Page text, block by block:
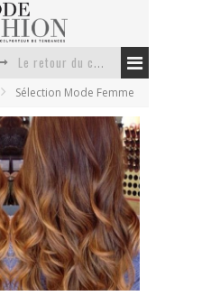
Le retour du cachemire version casual
Doudoune pour femme : choisir la pièce idéale entre style, chaleur et durabilité
La trousse de toilette : l’accessoire indispensable de voyage
Week-end spa en automne : quel maillot de bain choisir ?
Pourquoi le costume sur mesure à Paris est un incontournable de l’élégance contemporaine ?
Anti chute cheveux homme : quelles solutions pour renforcer sa chevelure ?
Sélection Mode Femme
et les procédés de